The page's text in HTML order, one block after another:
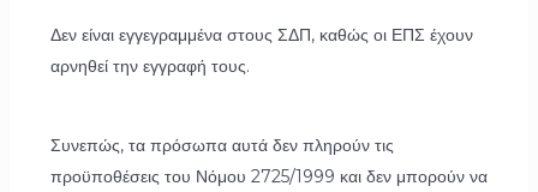
Δεν είναι εγγεγραμμένα στους ΣΔΠ, καθώς οι ΕΠΣ έχουν
αρνηθεί την εγγραφή τους.
Συνεπώς, τα πρόσωπα αυτά δεν πληρούν τις
προϋποθέσεις του Νόμου 2725/1999 και δεν μπορούν να